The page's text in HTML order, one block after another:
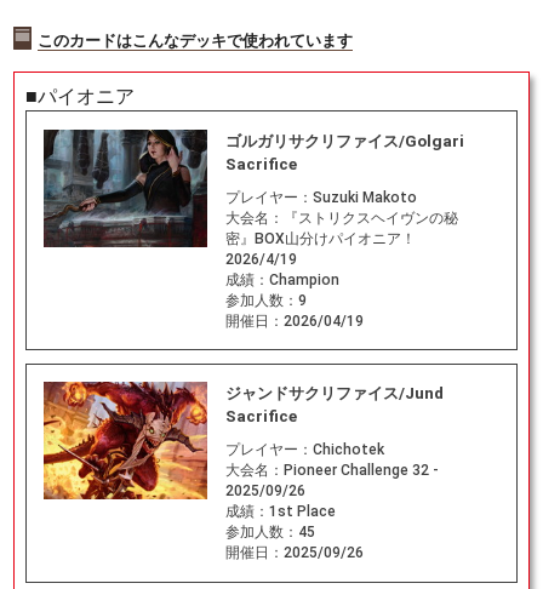
このカードはこんなデッキで使われています
■パイオニア
ゴルガリサクリファイス/Golgari
Sacrifice
プレイヤー： Suzuki Makoto
大会名：
『ストリクスヘイヴンの秘
密』BOX山分けパイオニア！
2026/4/19
成績： Champion
参加人数： 9
開催日： 2026/04/19
ジャンドサクリファイス/Jund
Sacrifice
プレイヤー： Chichotek
大会名： Pioneer Challenge 32 -
2025/09/26
成績： 1st Place
参加人数： 45
開催日： 2025/09/26